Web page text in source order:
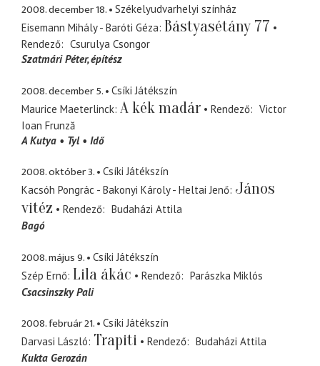
2008. december 18.
Székelyudvarhelyi színház
Eisemann Mihály - Baróti Géza Bástyasétány 77
Rendező
Csurulya Csongor
Szatmári Péter építész
2008. december 5.
Csíki Játékszín
Maurice Maeterlinck A kék madár Rendező
Victor
Ioan Frunză
A Kutya
Tyl Idő
2008. október 3.
Csíki Játékszín
Kacsóh Pongrác - Bakonyi Károly - Heltai Jenő János
vitéz
Rendező
Budaházi Attila
Bagó
2008. május 9.
Csíki Játékszín
Szép Ernő Lila ákác Rendező
Parászka Miklós
Csacsinszky Pali
2008. február 21.
Csíki Játékszín
Darvasi László Trapiti Rendező
Budaházi Attila
Kukta Gerozán